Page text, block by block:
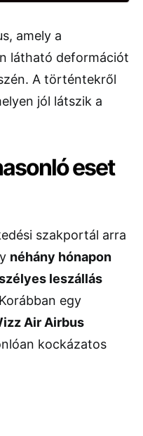
amely a
látható deformációt
A történtekről
jól látszik a
eset
szakportál arra
néhány hónapon
leszállás
egy
Air Airbus
kockázatos